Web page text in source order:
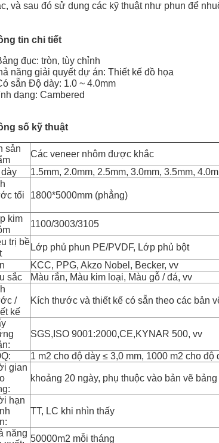
và sau đó sử dụng các kỹ thuật như phun để
tin chi tiết
đục: tròn, tùy chỉnh
năng giải quyết dự án: Thiết kế đồ họa
sẵn Độ dày: 1.0 ~ 4.0mm
dạng: Cambered
số kỹ thuật
sản
Các veneer nhôm được khắc
1.5mm, 2.0mm, 2.5mm, 3.0mm, 3.5mm,
tối
1800*5000mm (phẳng)
kim
1100/3003/3105
trị bề
Lớp phủ phun PE/PVDF, Lớp phủ bột
KCC, PPG, Akzo Nobel, Becker, vv
sắc
Màu rắn, Màu kim loại, Màu gỗ / đá, vv
/
kế
Kích thước và thiết kế có sẵn theo các bản
SGS,ISO 9001:2000,CE,KYNAR 500, vv
1 m2 cho độ dày ≤ 3,0 mm, 1000 m2 cho độ
gian
khoảng 20 ngày, phụ thuộc vào bản vẽ
hạn
TT, LC khi nhìn thấy
năng
50000m2 mỗi tháng